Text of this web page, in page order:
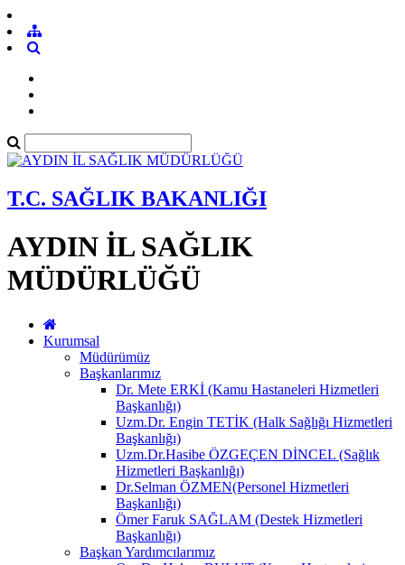
T.C. SAĞLIK BAKANLIĞI
AYDIN İL SAĞLIK
MÜDÜRLÜĞÜ
Kurumsal
Müdürümüz
Başkanlarımız
Dr. Mete ERKİ (Kamu Hastaneleri Hizmetleri
Başkanlığı)
Uzm.Dr. Engin TETİK (Halk Sağlığı Hizmetleri
Başkanlığı)
Uzm.Dr.Hasibe ÖZGEÇEN DİNCEL (Sağlık
Hizmetleri Başkanlığı)
Dr.Selman ÖZMEN(Personel Hizmetleri
Başkanlığı)
Ömer Faruk SAĞLAM (Destek Hizmetleri
Başkanlığı)
Başkan Yardımcılarımız